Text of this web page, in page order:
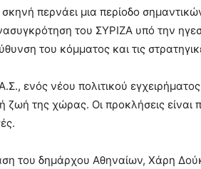
σκηνή περνάει μια περίοδο
του ΣΥΡΙΖΑ υπό την
του κόμματος και τις
ενός νέου πολιτικού
ζωή της χώρας. Οι προκλήσεις
του δημάρχου Αθηναίων, Χάρη